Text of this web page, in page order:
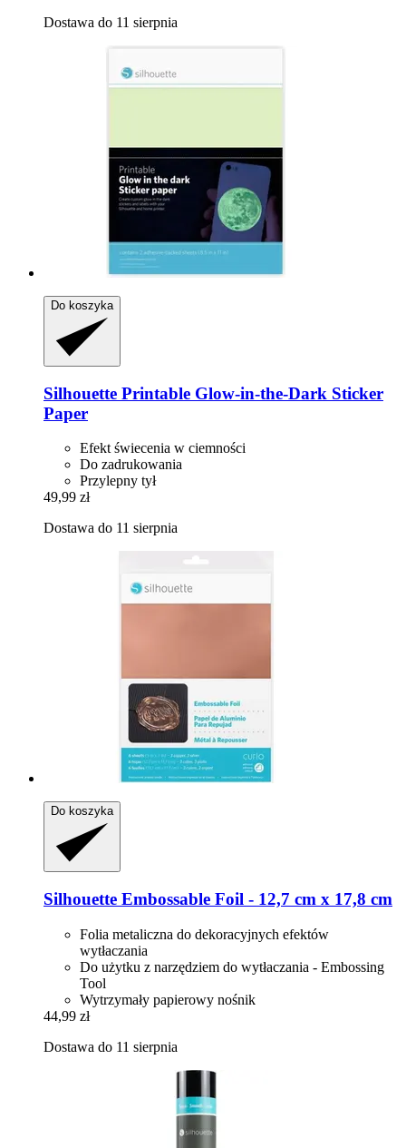
Dostawa do 11 sierpnia
Do koszyka
Silhouette Printable Glow-​in-​the-​Dark Sticker
Paper
Efekt świecenia w ciemności
Do zadrukowania
Przylepny tył
49,99 zł
Dostawa do 11 sierpnia
Do koszyka
Silhouette Embossable Foil -​ 12,7 cm x 17,8 cm
Folia metaliczna do dekoracyjnych efektów
wytłaczania
Do użytku z narzędziem do wytłaczania - Embossing
Tool
Wytrzymały papierowy nośnik
44,99 zł
Dostawa do 11 sierpnia